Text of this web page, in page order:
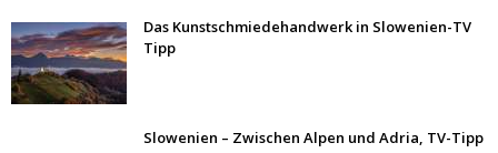
Das Kunstschmiedehandwerk in Slowenien-TV
Tipp
Slowenien – Zwischen Alpen und Adria, TV-Tipp